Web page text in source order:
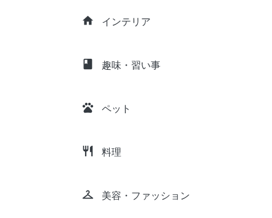
home インテリア
class 趣味・習い事
pets ペット
restaurant 料理
checkroom 美容・ファッション